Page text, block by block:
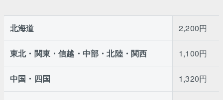
北海道 2,200円
東北・関東・信越・中部・北陸・関西 1,100円
中国・四国 1,320円